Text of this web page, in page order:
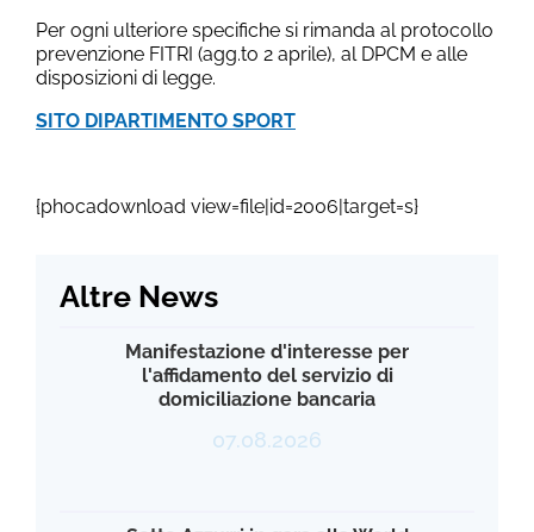
Per ogni ulteriore specifiche si rimanda al protocollo
prevenzione FITRI (agg.to 2 aprile), al DPCM e alle
disposizioni di legge.
SITO DIPARTIMENTO SPORT
{phocadownload view=file|id=2006|target=s}
Altre News
Manifestazione d'interesse per
l'affidamento del servizio di
domiciliazione bancaria
07.08.2026